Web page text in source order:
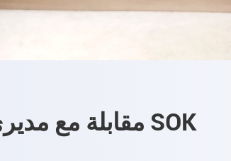
مقابلة مع مديري وظائف SOK